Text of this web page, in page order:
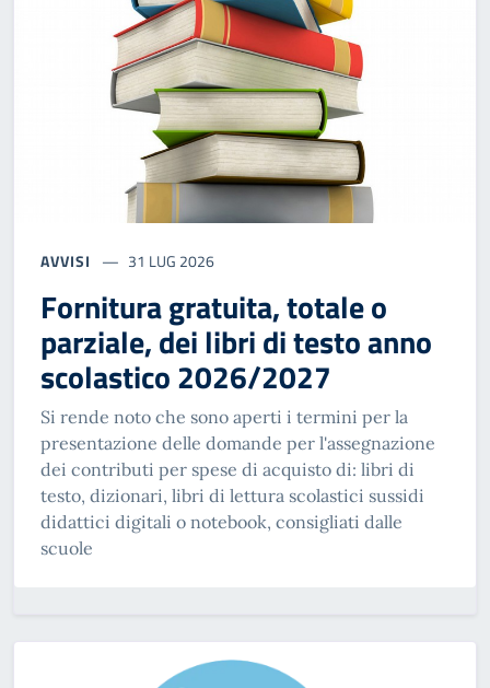
AVVISI 31 LUG 2026
Fornitura gratuita, totale o
parziale, dei libri di testo anno
scolastico 2026/2027
Si rende noto che sono aperti i termini per la
presentazione delle domande per l'assegnazione
dei contributi per spese di acquisto di: libri di
testo, dizionari, libri di lettura scolastici sussidi
didattici digitali o notebook, consigliati dalle
scuole